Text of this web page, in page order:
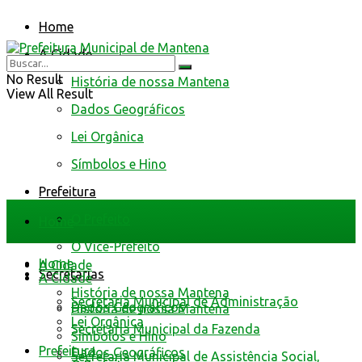
Home
A Cidade
História de nossa Mantena
Dados Geográficos
Lei Orgânica
Símbolos e Hino
Prefeitura
O Vice-Prefeito
Secretarias
Secretaria Municipal de Administração
Secretaria Municipal da Fazenda
Secretaria Municipal de Assistência Social,
No Result
View All Result
Home
A Cidade
História de nossa Mantena
Dados Geográficos
Home
A Cidade
História de nossa Mantena
Dados Geográficos
Lei Orgânica
Símbolos e Hino
Prefeitura